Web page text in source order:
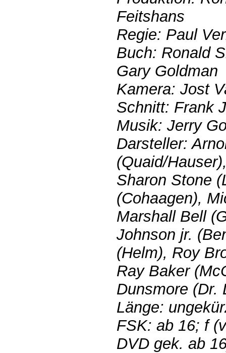
Feitshans
Regie: Paul
Buch: Ronald
Gary Goldman
Kamera: Jost
Schnitt: Frank
Musik: Jerry
Darsteller:
(Quaid/
Sharon Stone
(Cohaagen),
Marshall Bell
Johnson jr.
(Helm), Roy
Ray Baker
Dunsmore (Dr.
Länge:
FSK: ab 16; f
DVD gek. ab